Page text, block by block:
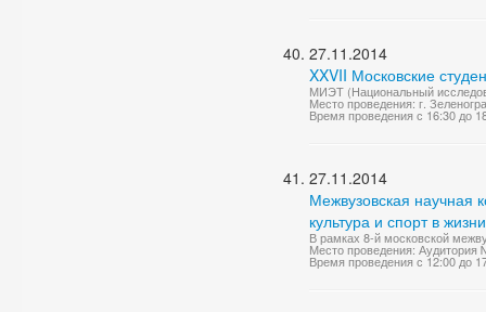
27.11.2014
XXVII Московские
МИЭТ (Национальный
Место проведения: г.
Время проведения с 16:30 до
27.11.2014
Межвузовская научная
культура и спорт в
В рамках 8-й московской
Место проведения:
Время проведения с 12:00 до